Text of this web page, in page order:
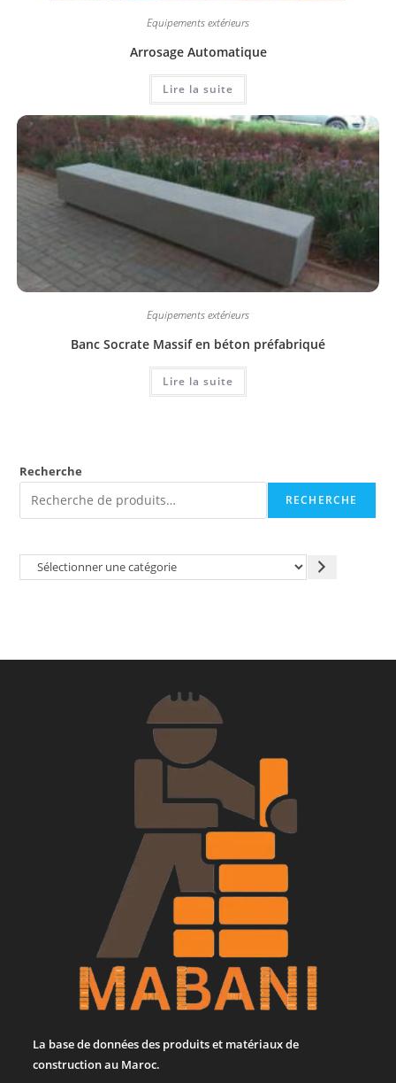
Equipements extérieurs
Arrosage Automatique
Lire la suite
Equipements extérieurs
Banc Socrate Massif en béton préfabriqué
Lire la suite
Recherche
RECHERCHE
La base de données des produits et matériaux de
construction au Maroc.